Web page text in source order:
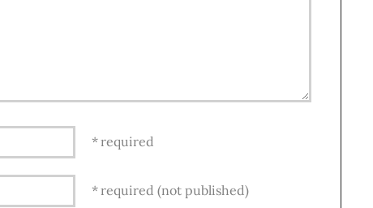
required
required (not published)